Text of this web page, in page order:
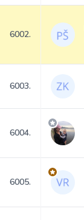
6002.
6003.
6004.
6005.